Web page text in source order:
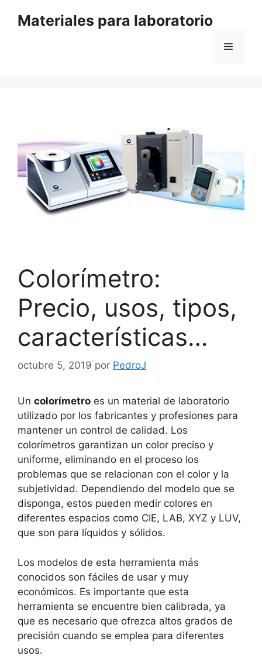
Materiales para laboratorio
Menú
Colorímetro:
Precio, usos, tipos,
características…
octubre 5, 2019 por PedroJ
Un colorímetro es un material de laboratorio
utilizado por los fabricantes y profesiones para
mantener un control de calidad. Los
colorímetros garantizan un color preciso y
uniforme, eliminando en el proceso los
problemas que se relacionan con el color y la
subjetividad. Dependiendo del modelo que se
disponga, estos pueden medir colores en
diferentes espacios como CIE, LAB, XYZ y LUV,
que son para líquidos y sólidos.
Los modelos de esta herramienta más
conocidos son fáciles de usar y muy
económicos. Es importante que esta
herramienta se encuentre bien calibrada, ya
que es necesario que ofrezca altos grados de
precisión cuando se emplea para diferentes
usos.